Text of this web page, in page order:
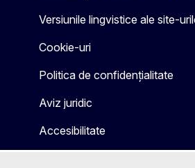
Versiunile lingvistice ale site-
Cookie-uri
Politica de confidențialitate
Aviz juridic
Accesibilitate